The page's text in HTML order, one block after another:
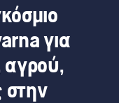
για
αγρού,